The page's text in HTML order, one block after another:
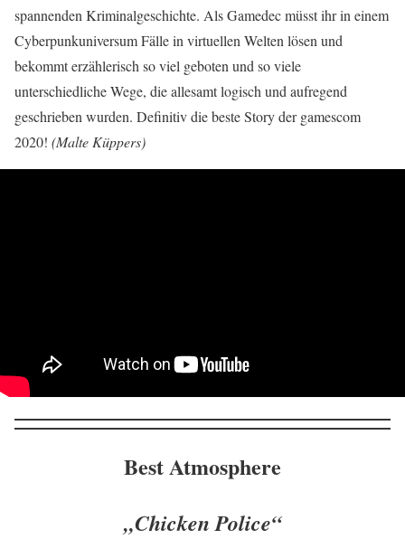
spannenden Kriminalgeschichte. Als Gamedec müsst ihr in einem
Cyberpunkuniversum Fälle in virtuellen Welten lösen und
bekommt erzählerisch so viel geboten und so viele
unterschiedliche Wege, die allesamt logisch und aufregend
geschrieben wurden. Definitiv die beste Story der gamescom
2020! (Malte Küppers)
Best Atmosphere
„Chicken Police“